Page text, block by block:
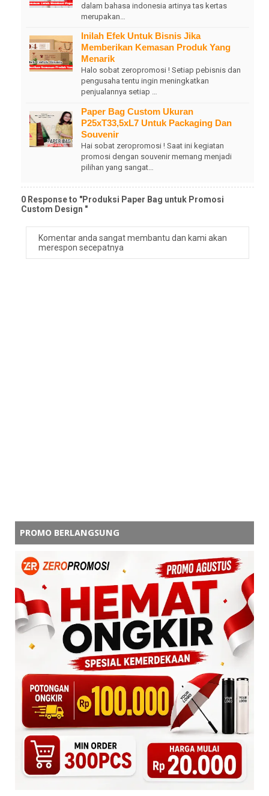
dalam bahasa indonesia artinya tas kertas
merupakan…
Inilah Efek Untuk Bisnis Jika
Memberikan Kemasan Produk Yang
Menarik
Halo sobat zeropromosi ! Setiap pebisnis dan
pengusaha tentu ingin meningkatkan
penjualannya setiap …
Paper Bag Custom Ukuran
P25xT33,5xL7 Untuk Packaging Dan
Souvenir
Hai sobat zeropromosi ! Saat ini kegiatan
promosi dengan souvenir memang menjadi
pilihan yang sangat…
0 Response to "Produksi Paper Bag untuk Promosi
Custom Design "
Komentar anda sangat membantu dan kami akan
merespon secepatnya
PROMO BERLANGSUNG